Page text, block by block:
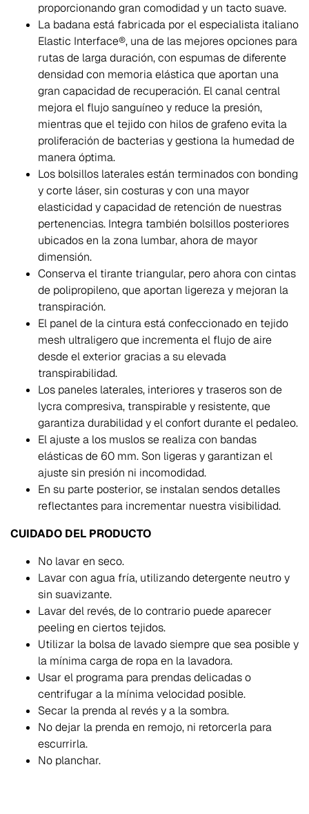
proporcionando gran comodidad y un tacto suave.
La badana está fabricada por el especialista italiano
Elastic Interface®, una de las mejores opciones para
rutas de larga duración, con espumas de diferente
densidad con memoria elástica que aportan una
gran capacidad de recuperación. El canal central
mejora el flujo sanguíneo y reduce la presión,
mientras que el tejido con hilos de grafeno evita la
proliferación de bacterias y gestiona la humedad de
manera óptima.
Los bolsillos laterales están terminados con bonding
y corte láser, sin costuras y con una mayor
elasticidad y capacidad de retención de nuestras
pertenencias. Integra también bolsillos posteriores
ubicados en la zona lumbar, ahora de mayor
dimensión.
Conserva el tirante triangular, pero ahora con cintas
de polipropileno, que aportan ligereza y mejoran la
transpiración.
El panel de la cintura está confeccionado en tejido
mesh ultraligero que incrementa el flujo de aire
desde el exterior gracias a su elevada
transpirabilidad.
Los paneles laterales, interiores y traseros son de
lycra compresiva, transpirable y resistente, que
garantiza durabilidad y el confort durante el pedaleo.
El ajuste a los muslos se realiza con bandas
elásticas de 60 mm. Son ligeras y garantizan el
ajuste sin presión ni incomodidad.
En su parte posterior, se instalan sendos detalles
reflectantes para incrementar nuestra visibilidad.
CUIDADO DEL PRODUCTO
No lavar en seco.
Lavar con agua fría, utilizando detergente neutro y
sin suavizante.
Lavar del revés, de lo contrario puede aparecer
peeling en ciertos tejidos.
Utilizar la bolsa de lavado siempre que sea posible y
la mínima carga de ropa en la lavadora.
Usar el programa para prendas delicadas o
centrifugar a la mínima velocidad posible.
Secar la prenda al revés y a la sombra.
No dejar la prenda en remojo, ni retorcerla para
escurrirla.
No planchar.